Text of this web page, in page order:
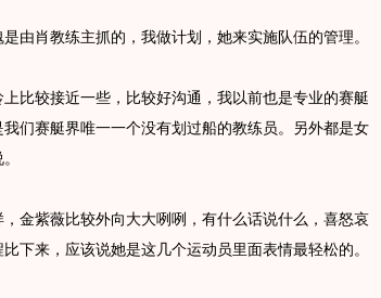
肖教练主抓的，我做计划，她来实施队伍的管理。
较接近一些，比较好沟通，我以前也是专业的赛艇
们赛艇界唯一一个没有划过船的教练员。另外都是女
紫薇比较外向大大咧咧，有什么话说什么，喜怒哀
下来，应该说她是这几个运动员里面表情最轻松的。